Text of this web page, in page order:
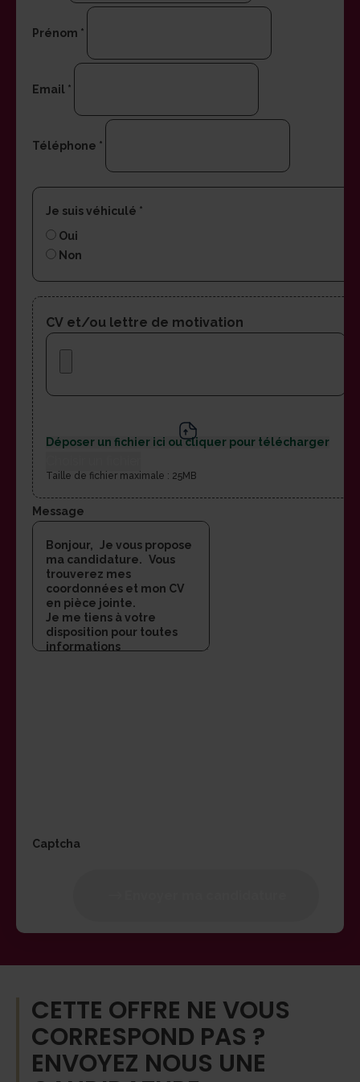
Prénom *
Email *
Téléphone *
Je suis véhiculé *
Oui
Non
CV et/ou lettre de motivation
Déposer un fichier ici ou cliquer pour télécharger
Taille de fichier maximale : 25MB
Message
Captcha
CETTE OFFRE NE VOUS
CORRESPOND PAS ?
ENVOYEZ NOUS UNE